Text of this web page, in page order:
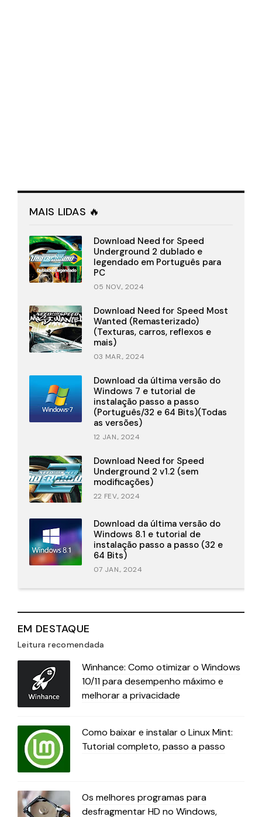
MAIS LIDAS 🔥
Download Need for Speed
Underground 2 dublado e
legendado em Português para
PC
05 NOV., 2024
Download Need for Speed Most
Wanted (Remasterizado)
(Texturas, carros, reflexos e
mais)
03 MAR., 2024
Download da última versão do
Windows 7 e tutorial de
instalação passo a passo
(Português/32 e 64 Bits)(Todas
as versões)
12 JAN., 2024
Download Need for Speed
Underground 2 v1.2 (sem
modificações)
22 FEV., 2024
Download da última versão do
Windows 8.1 e tutorial de
instalação passo a passo (32 e
64 Bits)
07 JAN., 2024
EM DESTAQUE
Leitura recomendada
Winhance: Como otimizar o Windows
10/11 para desempenho máximo e
melhorar a privacidade
Como baixar e instalar o Linux Mint:
Tutorial completo, passo a passo
Os melhores programas para
desfragmentar HD no Windows,